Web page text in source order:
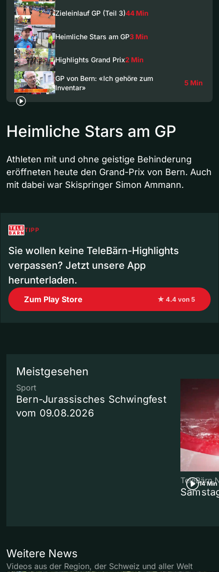
Zieleinlauf GP (Teil 3)44 Min
Heimliche Stars am GP3 Min
Highlights Grand Prix2 Min
GP von Bern: «Ich gehöre zum
Inventar»
5 Min
Heimliche Stars am GP
Athleten mit und ohne geistige Behinderung
eröffneten heute den Grand-Prix von Bern. Auch
mit dabei war Skispringer Simon Ammann.
TIPP
Sie wollen keine TeleBärn-Highlights
verpassen? Jetzt unsere App
herunterladen.
Zum Play Store ★ 4.4 von 5
Meistgesehen
Sport
Bern-Jurassisches Schwingfest
vom 09.08.2026
14 Min
TeleBärn
Weitere News
Videos aus der Region, der Schweiz und aller Welt